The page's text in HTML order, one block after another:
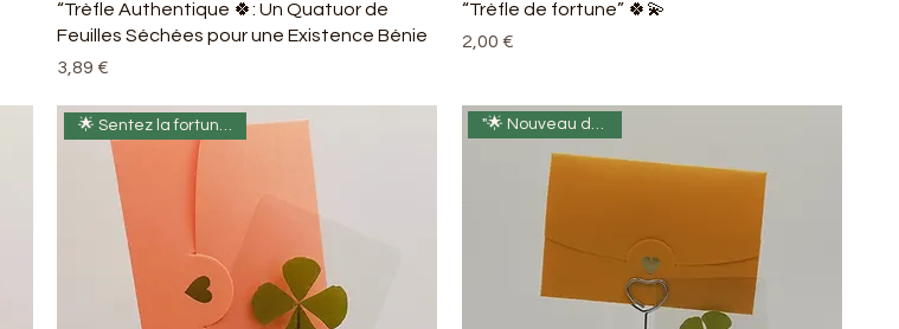
“Trèfle Authentique 🍀: Un Quatuor de
Feuilles Séchées pour une Existence Bénie
Prix
3,89 €
“Trèfle de fortune” 🍀💫
Prix
2,00 €
🌟 Sentez la fortune sourire "🌟 Nouveau départ 🌿